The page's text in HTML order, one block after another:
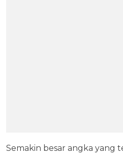
Semakin besar angka yang